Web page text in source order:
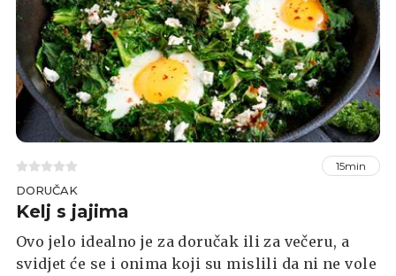
15min
DORUČAK
Kelj s jajima
Ovo jelo idealno je za doručak ili za večeru, a
svidjet će se i onima koji su mislili da ni ne vole